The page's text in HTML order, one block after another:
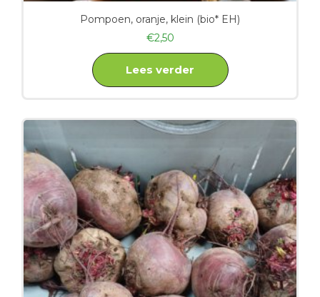
Pompoen, oranje, klein (bio* EH)
€2,50
Lees verder